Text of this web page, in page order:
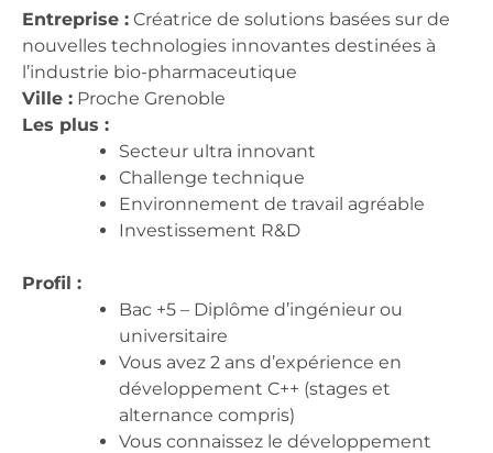
Entreprise : Créatrice de solutions basées sur de
nouvelles technologies innovantes destinées à
l’industrie bio-pharmaceutique
Ville : Proche Grenoble
Les plus :
Secteur ultra innovant
Challenge technique
Environnement de travail agréable
Investissement R&D
Profil :
Bac +5 – Diplôme d’ingénieur ou
universitaire
Vous avez 2 ans d’expérience en
développement C++ (stages et
alternance compris)
Vous connaissez le développement